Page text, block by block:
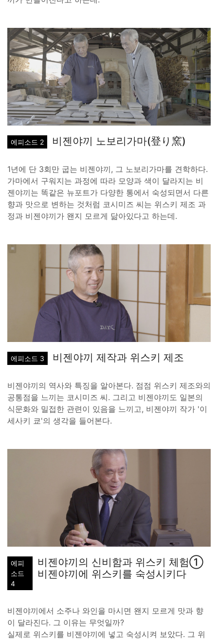
에피소드 2 비젠야끼 노보리가마(登り窯)
1년에 단 3회만 굽는 비젠야끼, 그 노보리가마를 견학하다.
가마에서 구워지는 과정에 따라 모양과 색이 달라지는 비
젠야끼는 똑같은 뉴포트가 다양한 통에서 숙성되면서 다른
향과 맛으로 변하는 것처럼 코시미즈 씨는 위스키 제조 과
정과 비젠야끼가 왠지 모르게 닮아있다고 하는데.
에피소드 3 비젠야끼 제작과 위스키 제조
비젠야끼의 역사와 특징을 알아본다. 점점 위스키 제조와의
공통점을 느끼는 코시미즈 씨. 그리고 비젠야끼도 일본의
식문화와 밀접한 관련이 있음을 느끼고, 비젠야끼 작가 '이
세사키 쿄'의 생각을 들어본다.
에피
소드
4
비젠야끼의 신비함과 위스키 체험①
비젠야끼에 위스키를 숙성시키다
비젠야끼에서 소주나 와인을 마시면 왠지 모르게 맛과 향
이 달라진다. 그 이유는 무엇일까?
실제로 위스키를 비젠야끼에 넣고 숙성시켜 보았다. 그 위